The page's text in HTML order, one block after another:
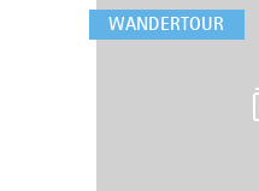
WANDERTOUR